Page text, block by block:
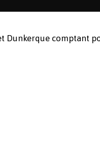
Dunkerque comptant